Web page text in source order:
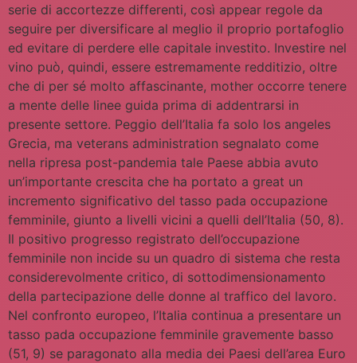
serie di accortezze differenti, così appear regole da
seguire per diversificare al meglio il proprio portafoglio
ed evitare di perdere elle capitale investito. Investire nel
vino può, quindi, essere estremamente redditizio, oltre
che di per sé molto affascinante, mother occorre tenere
a mente delle linee guida prima di addentrarsi in
presente settore. Peggio dell’Italia fa solo los angeles
Grecia, ma veterans administration segnalato come
nella ripresa post-pandemia tale Paese abbia avuto
un’importante crescita che ha portato a great un
incremento significativo del tasso pada occupazione
femminile, giunto a livelli vicini a quelli dell’Italia (50, 8).
Il positivo progresso registrato dell’occupazione
femminile non incide su un quadro di sistema che resta
considerevolmente critico, di sottodimensionamento
della partecipazione delle donne al traffico del lavoro.
Nel confronto europeo, l’Italia continua a presentare un
tasso pada occupazione femminile gravemente basso
(51, 9) se paragonato alla media dei Paesi dell’area Euro